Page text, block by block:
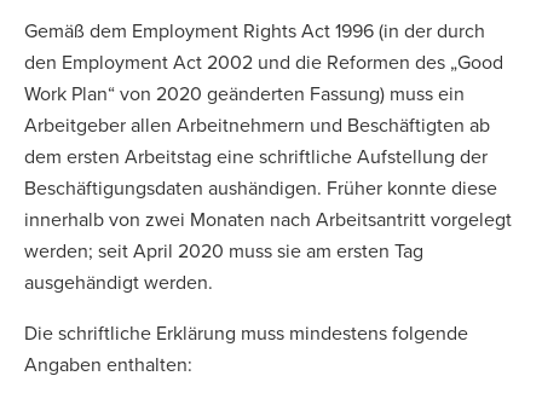
Gemäß dem Employment Rights Act 1996 (in der durch
den Employment Act 2002 und die Reformen des „Good
Work Plan“ von 2020 geänderten Fassung) muss ein
Arbeitgeber allen Arbeitnehmern und Beschäftigten ab
dem ersten Arbeitstag eine schriftliche Aufstellung der
Beschäftigungsdaten aushändigen. Früher konnte diese
innerhalb von zwei Monaten nach Arbeitsantritt vorgelegt
werden; seit April 2020 muss sie am ersten Tag
ausgehändigt werden.
Die schriftliche Erklärung muss mindestens folgende
Angaben enthalten: